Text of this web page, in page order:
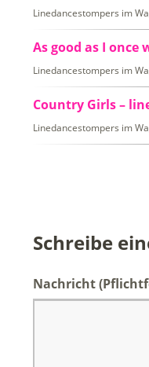
Linedancestompers im
As good as I once
Linedancestompers im
Country Girls –
Linedancestompers im
Schreibe
Nachricht